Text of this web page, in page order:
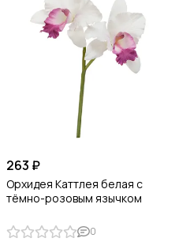
263 ₽
Орхидея Каттлея белая с
тёмно-розовым язычком
0